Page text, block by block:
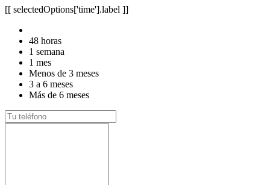
[[ selectedOptions['time'].label ]]
48 horas
1 semana
1 mes
Menos de 3 meses
3 a 6 meses
Más de 6 meses